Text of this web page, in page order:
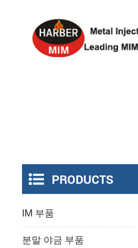
PRODUCTS
IM 부품
분말 야금 부품